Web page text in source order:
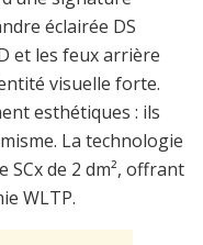
éclairée DS
et les feux arrière
visuelle forte.
esthétiques : ils
La technologie
SCx de 2 dm², offrant
WLTP.